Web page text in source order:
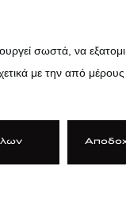
σωστά, να
με την από